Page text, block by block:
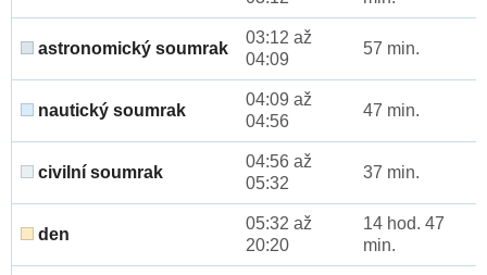
astronomický soumrak
03:12 až
04:09
57 min.
nautický soumrak
04:09 až
04:56
47 min.
civilní soumrak
04:56 až
05:32
37 min.
den
05:32 až
20:20
14 hod. 47
min.